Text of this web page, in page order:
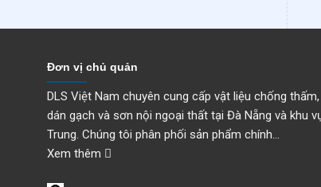
Đơn vị chủ quản
DLS Việt Nam chuyên cung cấp vật liệu chống
dán gạch và sơn nội ngoại thất tại Đà Nẵng và khu
Trung. Chúng tôi phân phối sản phẩm chính...
Xem thêm